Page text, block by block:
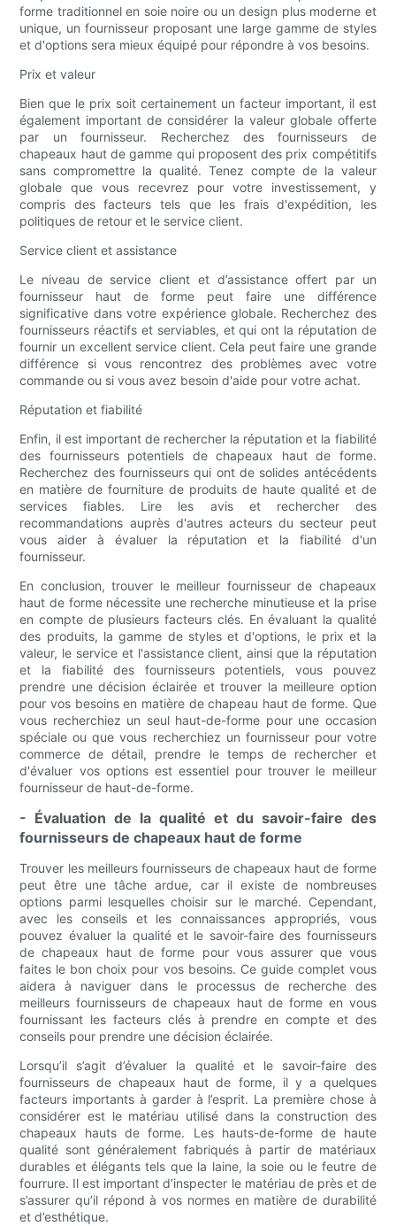
forme traditionnel en soie noire ou un design plus moderne et
unique, un fournisseur proposant une large gamme de styles
et d'options sera mieux équipé pour répondre à vos besoins.
Prix ​​et valeur
Bien que le prix soit certainement un facteur important, il est
également important de considérer la valeur globale offerte
par un fournisseur. Recherchez des fournisseurs de
chapeaux haut de gamme qui proposent des prix compétitifs
sans compromettre la qualité. Tenez compte de la valeur
globale que vous recevrez pour votre investissement, y
compris des facteurs tels que les frais d'expédition, les
politiques de retour et le service client.
Service client et assistance
Le niveau de service client et d’assistance offert par un
fournisseur haut de forme peut faire une différence
significative dans votre expérience globale. Recherchez des
fournisseurs réactifs et serviables, et qui ont la réputation de
fournir un excellent service client. Cela peut faire une grande
différence si vous rencontrez des problèmes avec votre
commande ou si vous avez besoin d'aide pour votre achat.
Réputation et fiabilité
Enfin, il est important de rechercher la réputation et la fiabilité
des fournisseurs potentiels de chapeaux haut de forme.
Recherchez des fournisseurs qui ont de solides antécédents
en matière de fourniture de produits de haute qualité et de
services fiables. Lire les avis et rechercher des
recommandations auprès d'autres acteurs du secteur peut
vous aider à évaluer la réputation et la fiabilité d'un
fournisseur.
En conclusion, trouver le meilleur fournisseur de chapeaux
haut de forme nécessite une recherche minutieuse et la prise
en compte de plusieurs facteurs clés. En évaluant la qualité
des produits, la gamme de styles et d'options, le prix et la
valeur, le service et l'assistance client, ainsi que la réputation
et la fiabilité des fournisseurs potentiels, vous pouvez
prendre une décision éclairée et trouver la meilleure option
pour vos besoins en matière de chapeau haut de forme. Que
vous recherchiez un seul haut-de-forme pour une occasion
spéciale ou que vous recherchiez un fournisseur pour votre
commerce de détail, prendre le temps de rechercher et
d'évaluer vos options est essentiel pour trouver le meilleur
fournisseur de haut-de-forme.
- Évaluation de la qualité et du savoir-faire des
fournisseurs de chapeaux haut de forme
Trouver les meilleurs fournisseurs de chapeaux haut de forme
peut être une tâche ardue, car il existe de nombreuses
options parmi lesquelles choisir sur le marché. Cependant,
avec les conseils et les connaissances appropriés, vous
pouvez évaluer la qualité et le savoir-faire des fournisseurs
de chapeaux haut de forme pour vous assurer que vous
faites le bon choix pour vos besoins. Ce guide complet vous
aidera à naviguer dans le processus de recherche des
meilleurs fournisseurs de chapeaux haut de forme en vous
fournissant les facteurs clés à prendre en compte et des
conseils pour prendre une décision éclairée.
Lorsqu’il s’agit d’évaluer la qualité et le savoir-faire des
fournisseurs de chapeaux haut de forme, il y a quelques
facteurs importants à garder à l’esprit. La première chose à
considérer est le matériau utilisé dans la construction des
chapeaux hauts de forme. Les hauts-de-forme de haute
qualité sont généralement fabriqués à partir de matériaux
durables et élégants tels que la laine, la soie ou le feutre de
fourrure. Il est important d’inspecter le matériau de près et de
s’assurer qu’il répond à vos normes en matière de durabilité
et d’esthétique.